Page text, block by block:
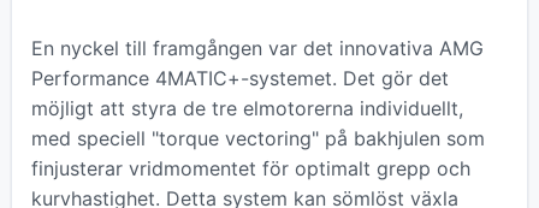
En nyckel till framgången var det innovativa AMG
Performance 4MATIC+-systemet. Det gör det
möjligt att styra de tre elmotorerna individuellt,
med speciell "torque vectoring" på bakhjulen som
finjusterar vridmomentet för optimalt grepp och
kurvhastighet. Detta system kan sömlöst växla